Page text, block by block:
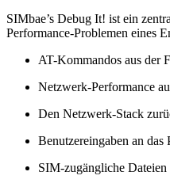
SIMbae’s Debug It! ist ein
Performance-Problemen eines
AT-Kommandos aus der
Netzwerk-Performance
Den Netzwerk-Stack
Benutzereingaben an das
SIM-zugängliche Dateien